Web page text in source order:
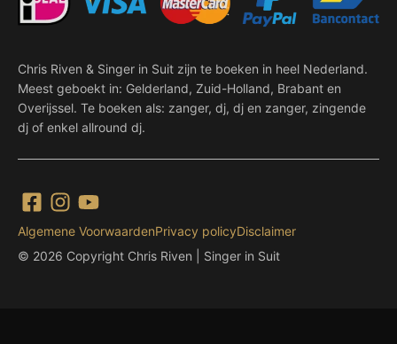
Chris Riven & Singer in Suit zijn te boeken in heel Nederland.
Meest geboekt in: Gelderland, Zuid-Holland, Brabant en
Overijssel. Te boeken als: zanger, dj, dj en zanger, zingende
dj of enkel allround dj.
© 2026 Copyright Chris Riven | Singer in Suit
Algemene VoorwaardenPrivacy policyDisclaimer